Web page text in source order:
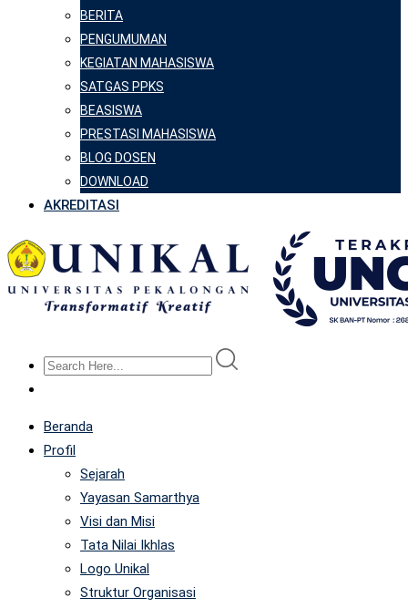
BERITA
PENGUMUMAN
KEGIATAN MAHASISWA
SATGAS PPKS
BEASISWA
PRESTASI MAHASISWA
BLOG DOSEN
DOWNLOAD
AKREDITASI
Beranda
Profil
Sejarah
Yayasan Samarthya
Visi dan Misi
Tata Nilai Ikhlas
Logo Unikal
Struktur Organisasi